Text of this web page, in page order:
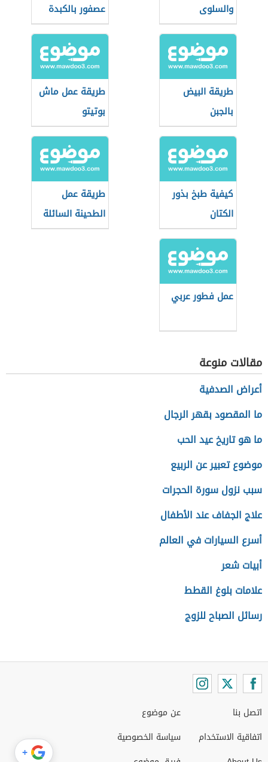
والسلوى
عصفور بالكبدة
طريقة البيض
بالجبن
طريقة عمل ماش
بوتيتو
كيفية طبخ بذور
الكتان
طريقة عمل
الطحينة السائلة
للفلافل
عمل فطور عربي
مقالات منوعة
أعراض الصدفية
ما المقصود بقهر الرجال
ما هو تاريخ عيد الحب
موضوع تعبير عن الربيع
سبب نزول سورة الحجرات
علاج الجفاف عند الأطفال
أسرع السيارات في العالم
أبيات شعر
علامات بلوغ القطط
رسائل الصباح للزوج
اتصل بنا
اتفاقية الاستخدام
عن موضوع
سياسة الخصوصية
+